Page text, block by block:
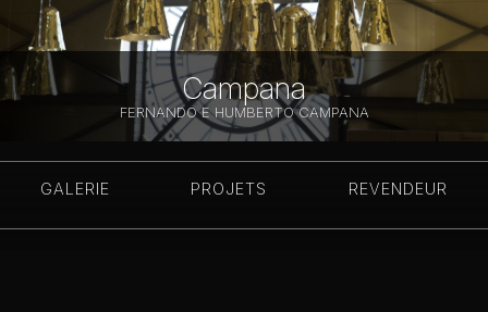
Campana
FERNANDO E HUMBERTO CAMPANA
GALERIE PROJETS REVENDEUR